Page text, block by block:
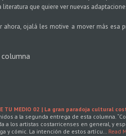
que quiere ver nuevas
ahora, ojalá les motive a mover más esa
TU MEDIO 02 | La gran paradoja cultural
a la segunda entrega de esta columna.
a los artistas costarricenses en general, y
y cómic. La intención de estos artícu… Read